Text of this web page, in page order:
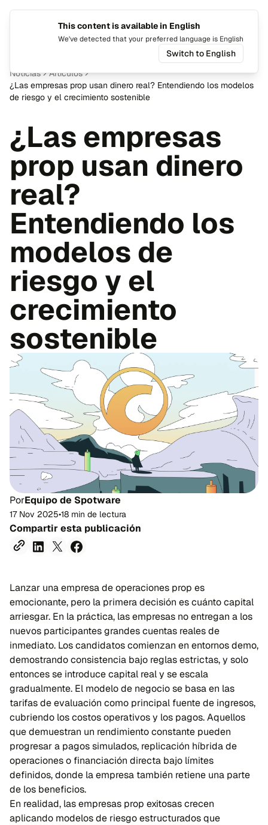
Noticias
Artículos
¿Las empresas prop usan dinero real? Entendiendo los modelos
de riesgo y el crecimiento sostenible
¿Las empresas
prop usan dinero
real?
Entendiendo los
modelos de
riesgo y el
crecimiento
sostenible
PorEquipo de Spotware
17 Nov 2025•18 min de lectura
Compartir esta publicación
Lanzar una empresa de operaciones prop es
emocionante, pero la primera decisión es cuánto capital
arriesgar. En la práctica, las empresas no entregan a los
nuevos participantes grandes cuentas reales de
inmediato. Los candidatos comienzan en entornos demo,
demostrando consistencia bajo reglas estrictas, y solo
entonces se introduce capital real y se escala
gradualmente. El modelo de negocio se basa en las
tarifas de evaluación como principal fuente de ingresos,
cubriendo los costos operativos y los pagos. Aquellos
que demuestran un rendimiento constante pueden
progresar a pagos simulados, replicación híbrida de
operaciones o financiación directa bajo límites
definidos, donde la empresa también retiene una parte
de los beneficios.
En realidad, las empresas prop exitosas crecen
aplicando modelos de riesgo estructurados que
This content is available in English
We've detected that your preferred language is English
Switch to English